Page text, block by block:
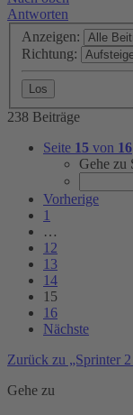
Antworten
Anzeigen:
Richtung:
238 Beiträge
Seite 15 von 16
Gehe zu
Vorherige
1
…
12
13
14
15
16
Nächste
Zurück zu „Sprinter
Gehe zu